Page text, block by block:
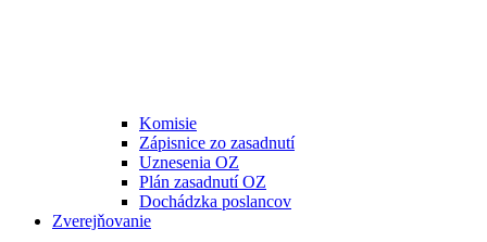
Komisie
Zápisnice zo zasadnutí
Uznesenia OZ
Plán zasadnutí OZ
Dochádzka poslancov
Zverejňovanie